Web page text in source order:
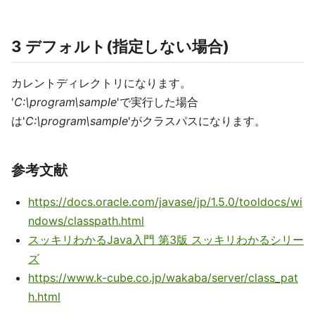
3 デフォルト(指定しない場合)
カレントディレクトリになります。
'C:\program\sample'で実行した場合
は'C:\program\sample'がクラスパスになります。
参考文献
https://docs.oracle.com/javase/jp/1.5.0/tooldocs/wi
ndows/classpath.html
スッキリわかるJava入門 第3版 スッキリわかるシリー
ズ
https://www.k-cube.co.jp/wakaba/server/class_pat
h.html